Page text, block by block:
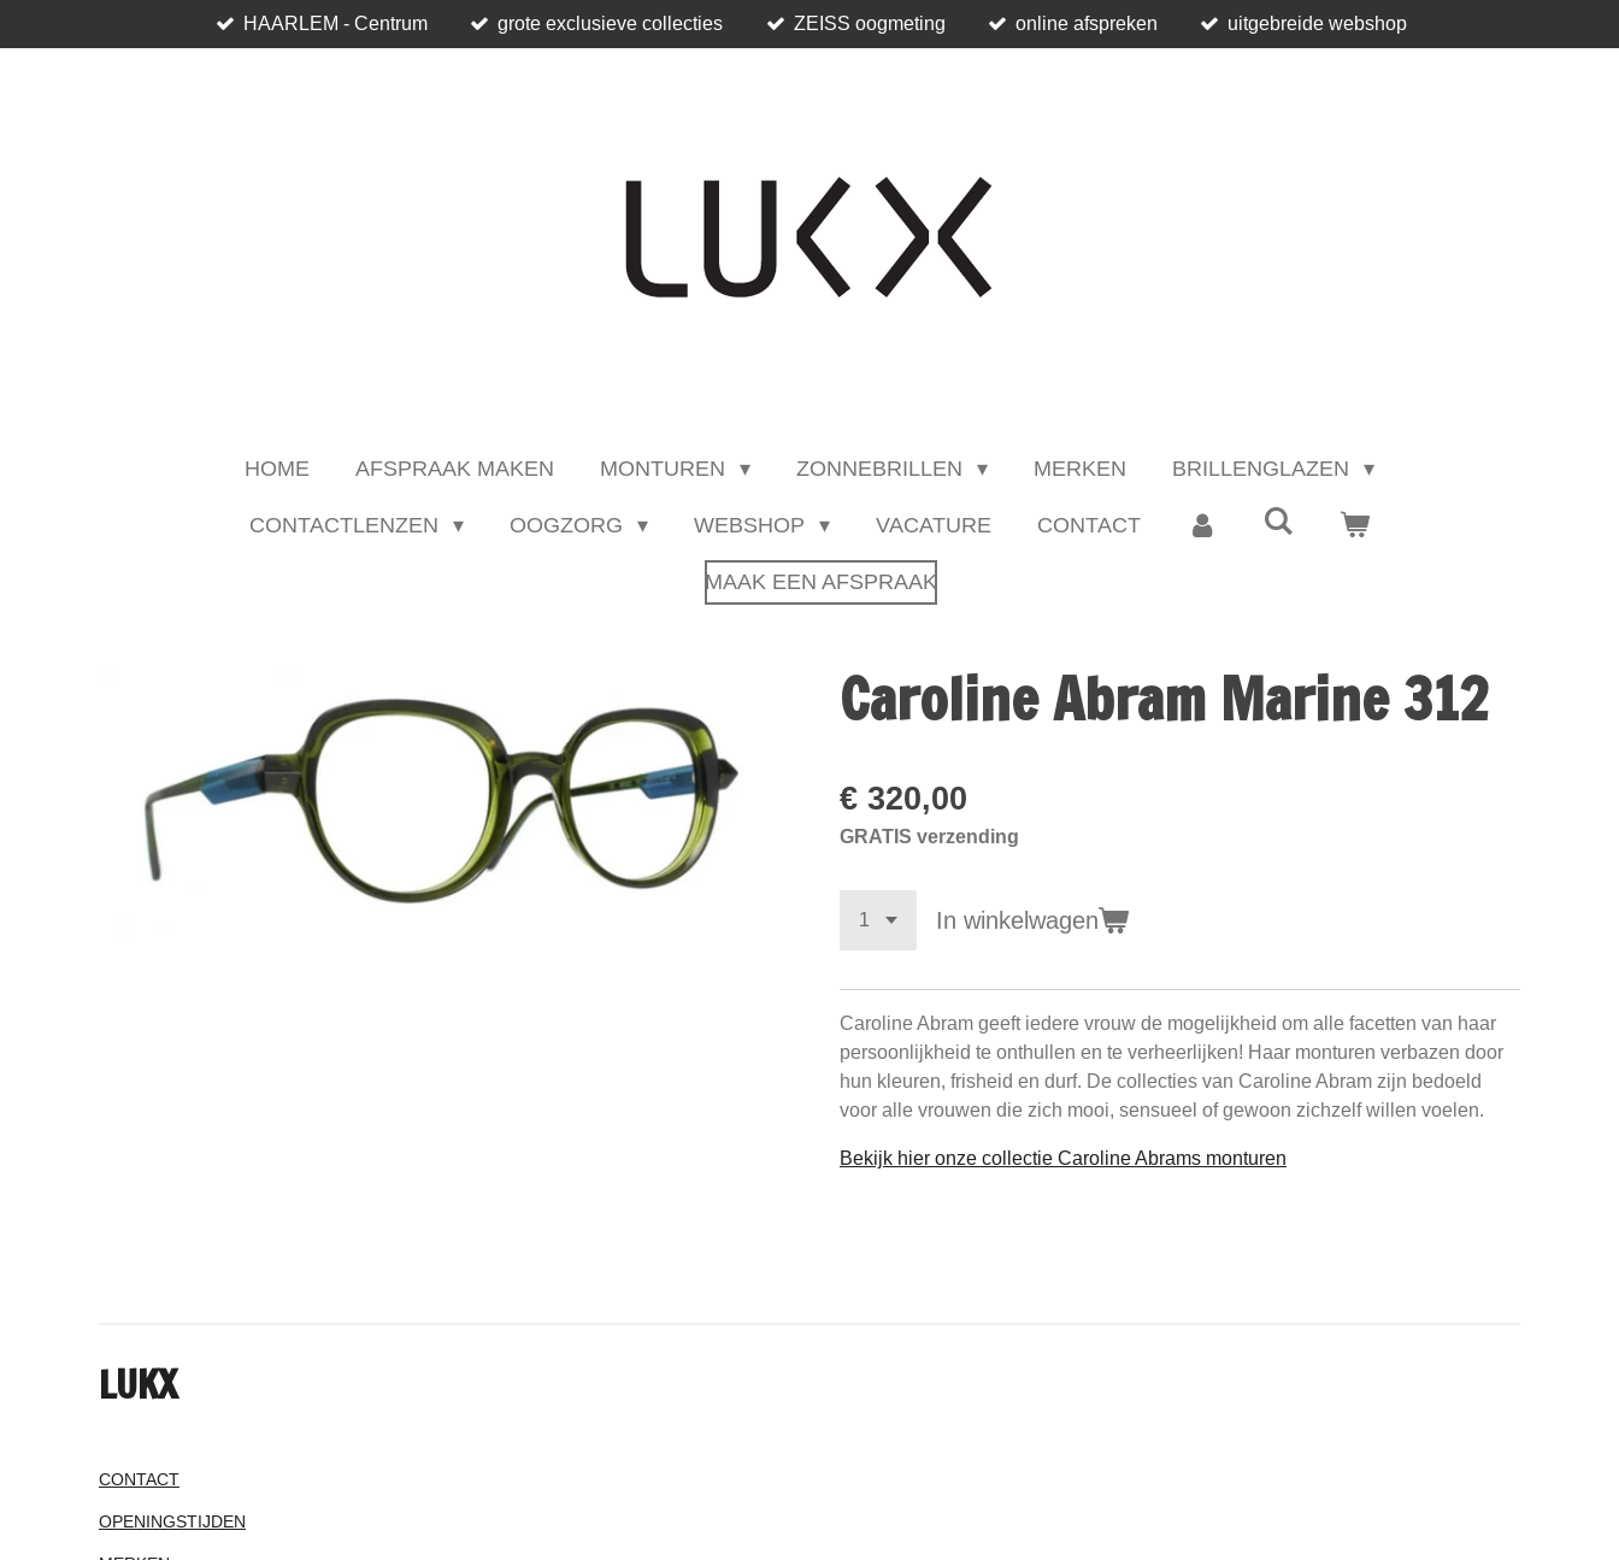
direct
HAARLEM - Centrum grote exclusieve collecties ZEISS oogmeting online afspreken uitgebreide webshop
HOME AFSPRAAK MAKEN MONTUREN ZONNEBRILLEN MERKEN BRILLENGLAZEN
CONTACTLENZEN OOGZORG WEBSHOP VACATURE CONTACT
MAAK EEN AFSPRAAK
Caroline Abram Marine 312
€ 320,00
GRATIS verzending
In winkelwagen
Caroline Abram geeft iedere vrouw de mogelijkheid om alle facetten van haar
persoonlijkheid te onthullen en te verheerlijken! Haar monturen verbazen door
hun kleuren, frisheid en durf. De collecties van Caroline Abram zijn bedoeld
voor alle vrouwen die zich mooi, sensueel of gewoon zichzelf willen voelen.
Bekijk hier onze collectie Caroline Abrams monturen
LUKX
CONTACT
OPENINGSTIJDEN